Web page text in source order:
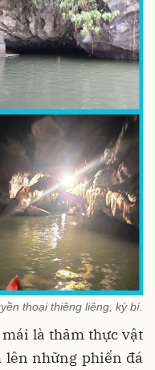
thoại thiêng liêng, kỳ bí.
là thảm thực vật
lên những phiến đá